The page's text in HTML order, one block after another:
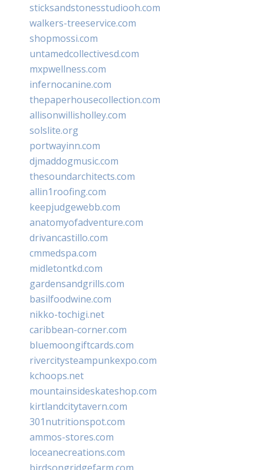
sticksandstonesstudiooh.com
walkers-treeservice.com
shopmossi.com
untamedcollectivesd.com
mxpwellness.com
infernocanine.com
thepaperhousecollection.com
allisonwillisholley.com
solslite.org
portwayinn.com
djmaddogmusic.com
thesoundarchitects.com
allin1roofing.com
keepjudgewebb.com
anatomyofadventure.com
drivancastillo.com
cmmedspa.com
midletontkd.com
gardensandgrills.com
basilfoodwine.com
nikko-tochigi.net
caribbean-corner.com
bluemoongiftcards.com
rivercitysteampunkexpo.com
kchoops.net
mountainsideskateshop.com
kirtlandcitytavern.com
301nutritionspot.com
ammos-stores.com
loceanecreations.com